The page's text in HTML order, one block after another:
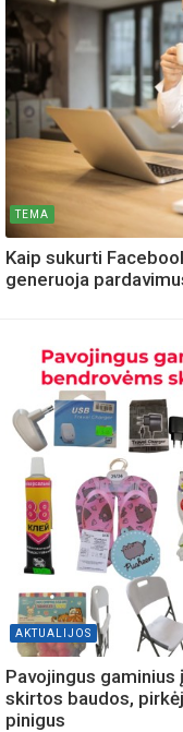
TEMA
Kaip sukurti
generuoja
AKTUALIJOS
Pavojingus
skirtos baudos,
pinigus